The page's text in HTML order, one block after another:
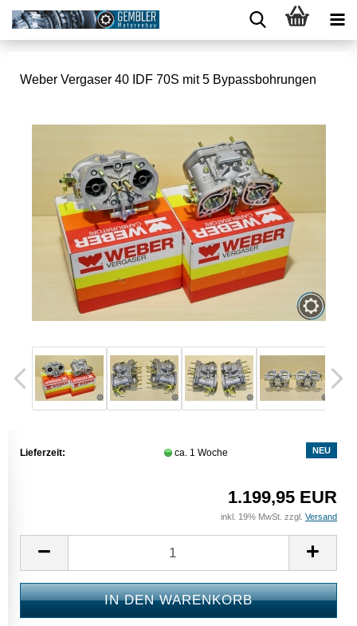
Weber Vergaser 40 IDF 70S mit 5 Bypassbohrungen
NEU
Lieferzeit: ca. 1 Woche
1.199,95 EUR
inkl. 19% MwSt. zzgl. Versand